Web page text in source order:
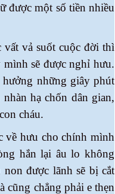
được một số tiền nhiều
vả suốt cuộc đời thì
sẽ được nghỉ hưu.
những giây phút
hạ chốn dân gian,
cháu.
hưu cho chính mình
hắn lại âu lo không
được lãnh sẽ bị cắt
cũng chẳng phải e thẹn